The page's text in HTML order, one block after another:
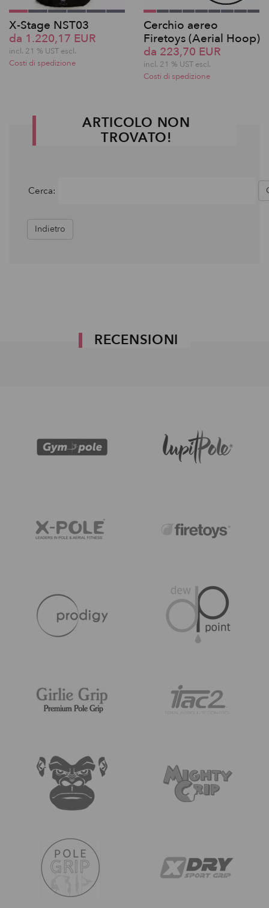
X-Stage NST03
da 1.220,17 EUR
incl. 21 % UST escl.
Costi di spedizione
Cerchio aereo
Firetoys (Aerial Hoop)
da 223,70 EUR
incl. 21 % UST escl.
Costi di spedizione
ARTICOLO NON
TROVATO!
Cerca:
Indietro
RECENSIONI